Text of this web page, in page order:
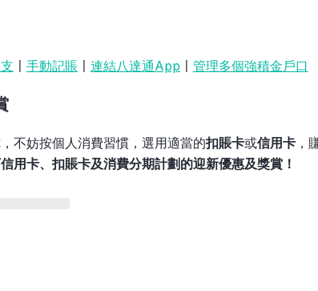
手動記賬〡 連結八達通App 管理多個強積金戶口
不妨按個人消費習慣，選用適當的扣賬卡或信用卡，
用卡、扣賬卡及消費分期計劃的迎新優惠及獎賞！